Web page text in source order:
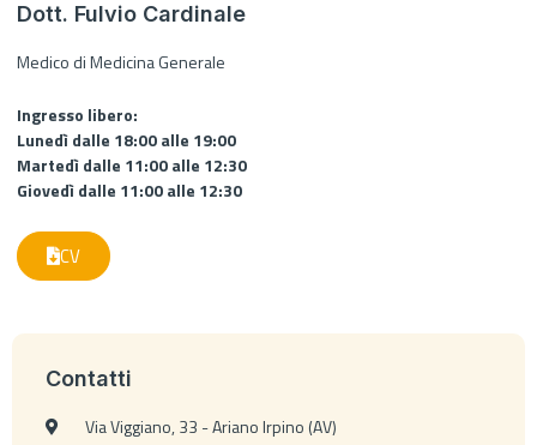
Dott. Fulvio Cardinale
Medico di Medicina Generale
Ingresso libero:
Lunedì dalle 18:00 alle 19:00
Martedì dalle 11:00 alle 12:30
Giovedì dalle 11:00 alle 12:30
CV
Contatti
Via Viggiano, 33 - Ariano Irpino (AV)